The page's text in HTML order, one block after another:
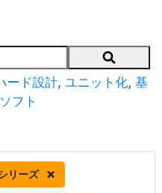
Search
ード設計, ユニット化, 基
フト
リーズ